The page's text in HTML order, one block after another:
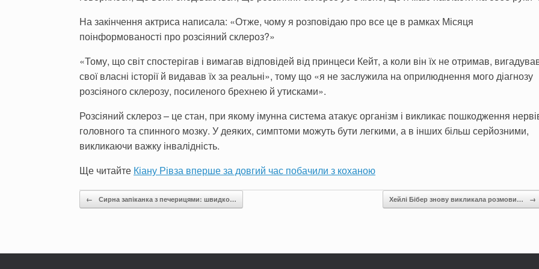
На закінчення актриса написала: «Отже, чому я розповідаю про все це в рамках Місяця
поінформованості про розсіяний склероз?»
«Тому, що світ спостерігав і вимагав відповідей від принцеси Кейт, а коли він їх не отримав,
свої власні історії й видавав їх за реальні», тому що «я не заслужила на оприлюднення мого діагнозу
розсіяного склерозу, посиленого брехнею й утисками».
Розсіяний склероз – це стан, при якому імунна система атакує організм і викликає пошкодження
головного та спинного мозку. У деяких, симптоми можуть бути легкими, а в інших більш серйозними,
викликаючи важку інвалідність.
Ще читайте Кіану Рівза вперше за довгий час побачили з коханою
Post navigation
← Сирна запіканка з печерицями: швидко… Хейлі Бібер знову викликала розмови… →